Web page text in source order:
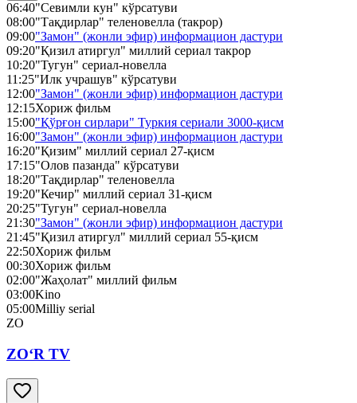
06:40"Севимли кун" кўрсатуви
08:00"Тақдирлар" теленовелла (такрор)
09:00"Замон" (жонли эфир) информацион дастури
09:20"Қизил атиргул" миллий сериал такрор
10:20"Тугун" сериал-новелла
11:25"Илк учрашув" кўрсатуви
12:00"Замон" (жонли эфир) информацион дастури
12:15Хориж фильм
15:00"Қўрғон сирлари" Туркия сериали 3000-қисм
16:00"Замон" (жонли эфир) информацион дастури
16:20"Қизим" миллий сериал 27-қисм
17:15"Олов пазанда" кўрсатуви
18:20"Тақдирлар" теленовелла
19:20"Кечир" миллий сериал 31-қисм
20:25"Тугун" сериал-новелла
21:30"Замон" (жонли эфир) информацион дастури
21:45"Қизил атиргул" миллий сериал 55-қисм
22:50Хориж фильм
00:30Хориж фильм
02:00"Жаҳолат" миллий фильм
03:00Kino
05:00Milliy serial
ZO
ZO‘R TV